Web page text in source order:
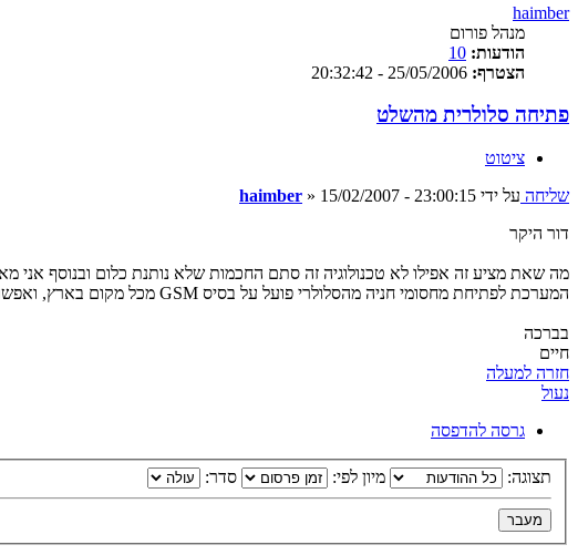
haimber
מנהל פורום
הודעות: 10
הצטרף:
פתיחה סלולרית מהשלט
ציטוט
שליחה על ידי haimber » 15/02/2007 - 23:00:15
דור היקר
מה שאת מציע זה אפילו לא טכנולוגיה זה סתם החכמות שלא נותנת כלום ובנוסף אני
המערכת לפתיחת מחסומי חניה מהסלולרי פועל על בסיס GSM מכל מקום בארץ, ואפשר להטעין אותה עד 1200 מנויים. לחבר שיחה מזוהה לשלט שיפתח את השער בזמן של קצר, זה מזמן לא טריק.
בברכה
חיים
חזרה למעלה
נעול
גרסה להדפסה
תצוגה: מיון לפי: סדר: